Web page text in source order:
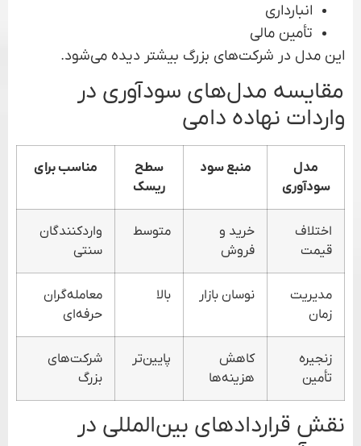
انبارداری
تأمین مالی
این مدل در شرکت‌های بزرگ بیشتر دیده می‌شود.
مقایسه مدل‌های سودآوری در
واردات نهاده دامی
مدل
سودآوری
منبع سود
سطح
ریسک
مناسب برای
اختلاف
قیمت
خرید و
فروش
متوسط
واردکنندگان
سنتی
مدیریت
زمان
نوسان بازار بالا
معامله‌گران
حرفه‌ای
زنجیره
تأمین
کاهش
هزینه‌ها
پایین‌تر
شرکت‌های
بزرگ
نقش قراردادهای بین‌المللی در